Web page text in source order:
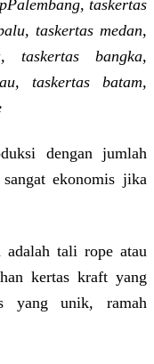
taskertas
taskertas medan,
taskertas bangka,
taskertas batam,
dengan jumlah
ekonomis jika
adalah tali rope atau
kertas kraft yang
yang unik, ramah